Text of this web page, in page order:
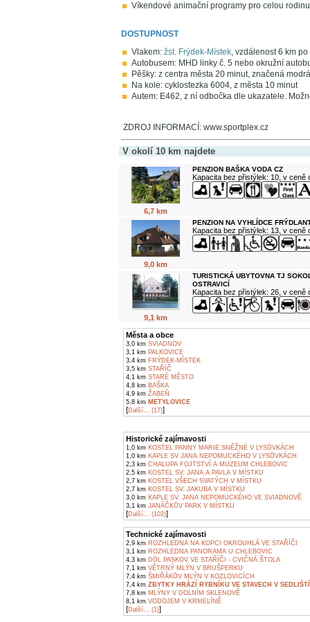
Víkendové animační programy pro celou
DOSTUPNOST
Vlakem: žst. Frýdek-Místek, vzdálenost 6 km po
Autobusem: MHD linky č. 5 nebo okružní
Pěšky: z centra města 20 minut, značená
Na kole: cyklostezka 6004, z města 10 minut
Autem: E462, z ní odbočka dle ukazatele.
ZDROJ INFORMACÍ: www.sportplex.cz
V okolí 10 km najdete
6,7 km
PENZION BAŠKA VODA CZ
Kapacita bez přistýlek: 10, v ceně
9,0 km
PENZION NA VYHLÍDCE
Kapacita bez přistýlek: 13, v ceně
9,1 km
TURISTICKÁ UBYTOVNA TJ
OSTRAVICÍ
Kapacita bez přistýlek: 26, v ceně
Města a obce
3,0 km SVIADNOV
3,1 km PALKOVICE
3,4 km FRÝDEK-MÍSTEK
3,5 km STAŘÍČ
4,1 km STARÉ MĚSTO
4,8 km BAŠKA
4,9 km ŽABEŇ
5,8 km METYLOVICE
[Další... (17)]
Historické zajímavosti
1,0 km KOSTEL PANNY MARIE SNĚŽNÉ V LYSŮVKÁCH
1,0 km KAPLE SV JANA NEPOMUCKÉHO V LYSŮVKÁCH
2,3 km CHALUPA FOJTSTVÍ A MUZEUM CHLEBOVIC
2,5 km KOSTEL SV. JANA A PAVLA V MÍSTKU
2,7 km KOSTEL VŠECH SVATÝCH V MÍSTKU
2,7 km KOSTEL SV. JAKUBA V MÍSTKU
3,0 km KAPLE SV. JANA NEPOMUCKÉHO VE SVIADNOVĚ
3,1 km JANÁČKŮV PARK V MÍSTKU
[Další... (102)]
Technické zajímavosti
2,9 km ROZHLEDNA NA KOPCI OKROUHLÁ VE STAŘÍČI
3,1 km ROZHLEDNA PANORAMA U CHLEBOVIC
4,3 km DŮL PASKOV VE STAŘÍČI - CVIČNÁ ŠTOLA
7,1 km VĚTRNÝ MLÝN V BRUŠPERKU
7,4 km ŠMIŘÁKŮV MLÝN V KOZLOVICÍCH
7,4 km ZBYTKY HRÁZÍ RYBNÍKU VE STAVECH V
7,8 km MLÝNY V DOLNÍM SKLENOVĚ
8,1 km VODOJEM V KRMELÍNĚ
[Další... (1)]